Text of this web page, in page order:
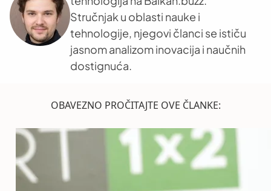
Stručnjak u oblasti nauke i
tehnologije, njegovi članci se ističu
jasnom analizom inovacija i naučnih
dostignuća.
OBAVEZNO PROČITAJTE OVE ČLANKE: